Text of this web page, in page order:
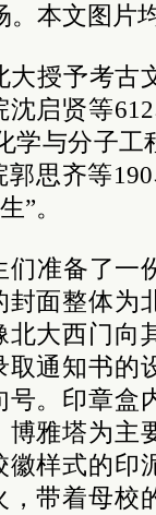
。本文图片
大授予考古
启贤等
学与分子
思齐等
”。
们准备了
面整体为
大西门向
通知书的
。印章盒
雅塔为主
样式的印
带着母校